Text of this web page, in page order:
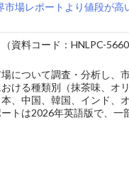
場レポートより値段が高
資料コード：HNLPC-
について調査・分析し
ける種類別（抹茶味、
、中国、韓国、インド
トは2026年英語版で、一